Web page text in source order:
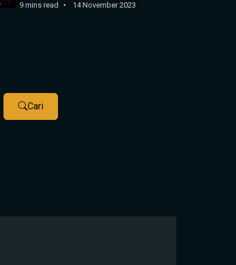
9 mins read 14 November 2023
Cari